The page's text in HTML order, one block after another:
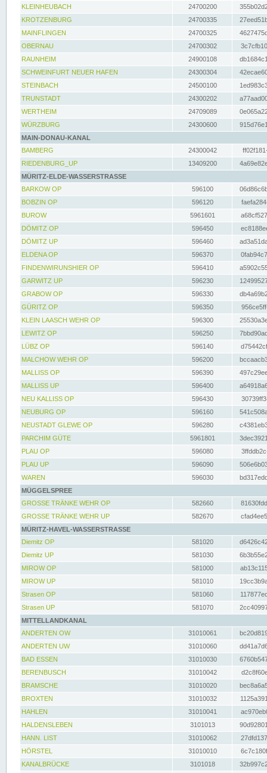
KLEINHEUBACH 24700200
KROTZENBURG
24700335
MAINFLINGEN
24700325
OBERNAU
24700302
RAUNHEIM
24900108
SCHWEINFURT NEUER HAFEN
24300304
STEINBACH
24500100
TRUNSTADT
24300202
WERTHEIM
24709089
WÜRZBURG
24300600
MAIN-DONAU-KANAL
BAMBERG
24300042
RIEDENBURG_UP
13409200
MÜRITZ-ELDE-WASSERSTRASSE
BARKOW OP
596100
BOBZIN OP
596120
BUROW
5961601
DÖMITZ OP
596450
DÖMITZ UP
596460
ELDENA OP
596370
FINDENWIRUNSHIER OP
596410
GARWITZ UP
596230
GRABOW OP
596330
GÜRITZ OP
596350
KLEIN LAASCH WEHR OP
596300
LEWITZ OP
596250
LÜBZ OP
596140
MALCHOW WEHR OP
596200
MALLISS OP
596390
MALLISS UP
596400
NEU KALLISS OP
596430
NEUBURG OP
596160
NEUSTADT GLEWE OP
596280
PARCHIM GÜTE
5961801
PLAU OP
596080
PLAU UP
596090
WAREN
596030
MÜGGELSPREE
GROSSE TRÄNKE WEHR OP
582660
GROSSE TRÄNKE WEHR UP
582670
MÜRITZ-HAVEL-WASSERSTRASSE
Diemitz OP
581020
Diemitz UP
581030
MIROW OP
581000
MIROW UP
581010
Strasen OP
581060
Strasen UP
581070
MITTELLANDKANAL
ANDERTEN OW
31010061
ANDERTEN UW
31010060
BAD ESSEN
31010030
BERENBUSCH
31010042
BRAMSCHE
31010020
BROXTEN
31010032
HAHLEN
31010041
HALDENSLEBEN
3101013
HANN. LIST
31010062
HÖRSTEL
31010010
KANALBRÜCKE
3101018